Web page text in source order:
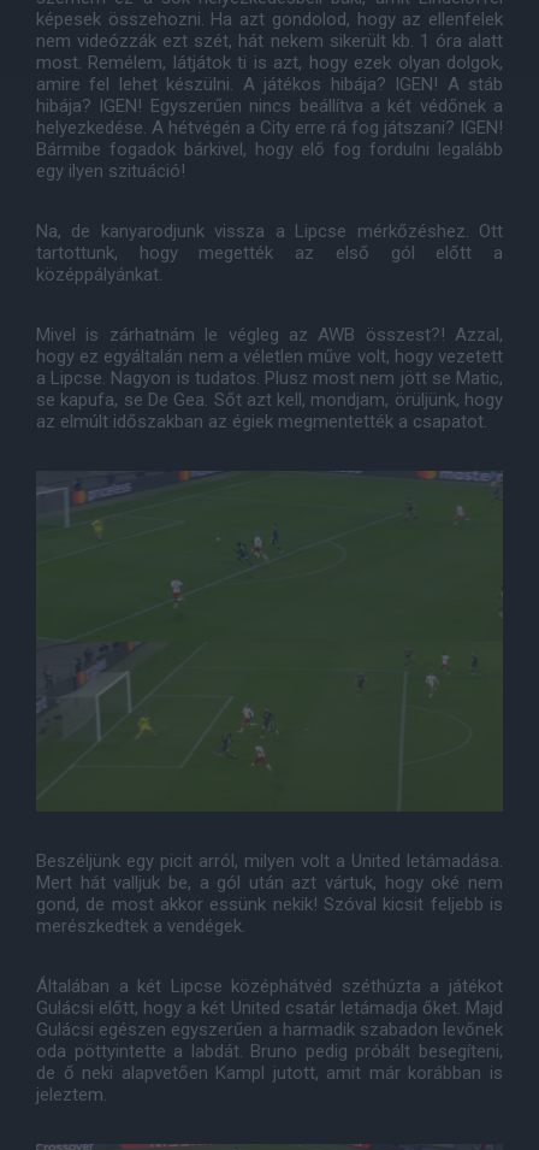
képesek összehozni. Ha azt gondolod, hogy az ellenfelek
nem videózzák ezt szét, hát nekem sikerült kb. 1 óra alatt
most. Remélem, látjátok ti is azt, hogy ezek olyan dolgok,
amire fel lehet készülni. A játékos hibája? IGEN! A stáb
hibája? IGEN! Egyszerűen nincs beállítva a két védőnek a
helyezkedése. A hétvégén a City erre rá fog játszani? IGEN!
Bármibe fogadok bárkivel, hogy elő fog fordulni legalább
egy ilyen szituáció!
Na, de kanyarodjunk vissza a Lipcse mérkőzéshez. Ott
tartottunk, hogy megették az első gól előtt a
középpályánkat.
Mivel is zárhatnám le végleg az AWB összest?! Azzal,
hogy ez egyáltalán nem a véletlen műve volt, hogy vezetett
a Lipcse. Nagyon is tudatos. Plusz most nem jött se Matic,
se kapufa, se De Gea. Sőt azt kell, mondjam, örüljünk, hogy
az elmúlt időszakban az égiek megmentették a csapatot.
Beszéljünk egy picit arról, milyen volt a United letámadása.
Mert hát valljuk be, a gól után azt vártuk, hogy oké nem
gond, de most akkor essünk nekik! Szóval kicsit feljebb is
merészkedtek a vendégek.
Általában a két Lipcse középhátvéd széthúzta a játékot
Gulácsi előtt, hogy a két United csatár letámadja őket. Majd
Gulácsi egészen egyszerűen a harmadik szabadon levőnek
oda pöttyintette a labdát. Bruno pedig próbált besegíteni,
de ő neki alapvetően Kampl jutott, amit már korábban is
jeleztem.